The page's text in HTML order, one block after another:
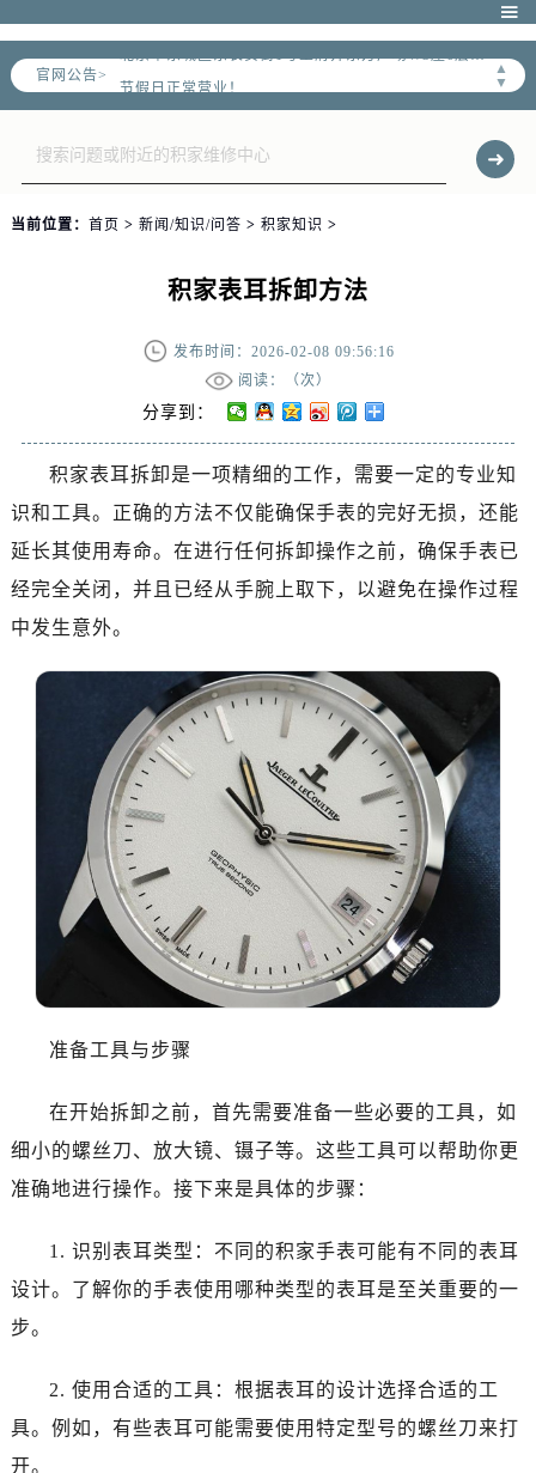

官网公告>
▲
▼
北京市东城区东长安街1号王府井东方广场W3座6层602室售后服务中心（需提前预约）
当前位置： 首页 > 新闻/知识/问答 > 积家知识 >
积家表耳拆卸方法
发布时间：2026-02-08 09:56:16
阅读：（次）
分享到：
积家表耳拆卸是一项精细的工作，需要一定的专业知
识和工具。正确的方法不仅能确保手表的完好无损，还能
延长其使用寿命。在进行任何拆卸操作之前，确保手表已
经完全关闭，并且已经从手腕上取下，以避免在操作过程
中发生意外。
准备工具与步骤
在开始拆卸之前，首先需要准备一些必要的工具，如
细小的螺丝刀、放大镜、镊子等。这些工具可以帮助你更
准确地进行操作。接下来是具体的步骤：
1. 识别表耳类型：不同的积家手表可能有不同的表耳
设计。了解你的手表使用哪种类型的表耳是至关重要的一
步。
2. 使用合适的工具：根据表耳的设计选择合适的工
具。例如，有些表耳可能需要使用特定型号的螺丝刀来打
开。